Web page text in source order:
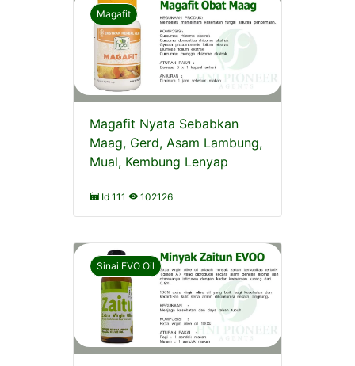
Magafit
Magafit Nyata Sebabkan
Maag, Gerd, Asam Lambung,
Mual, Kembung Lenyap
Id 111 102126
Sinai EVO Oil